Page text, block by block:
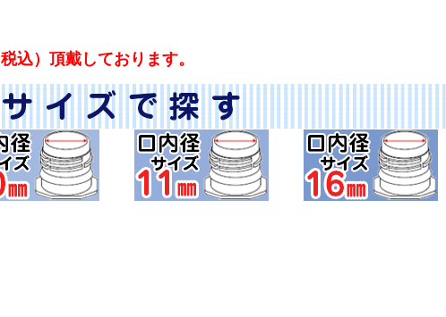
込）頂戴しております。